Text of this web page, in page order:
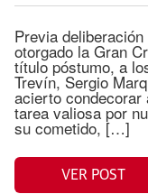
Previa
otorgado la Gran
título póstumo, a
Trevín, Sergio
acierto condecorar
tarea valiosa por
su cometido, […]
VER POST